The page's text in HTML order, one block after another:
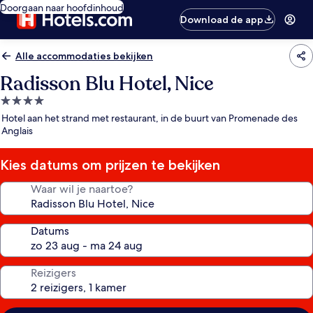
Doorgaan naar hoofdinhoud
Download de app
Alle accommodaties bekijken
Radisson Blu Hotel, Nice
4.0-
sterrenaccommodatie
Hotel aan het strand met restaurant, in de buurt van Promenade des
Anglais
Kies datums om prijzen te bekijken
Waar wil je naartoe?
Datums
Reizigers